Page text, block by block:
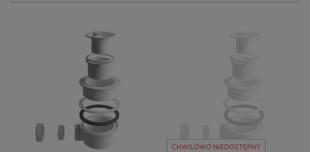
wyposażający swoje łazienki nie stawali przed trudnymi dylematami.
CHWILOWO NIEDOSTĘPNY